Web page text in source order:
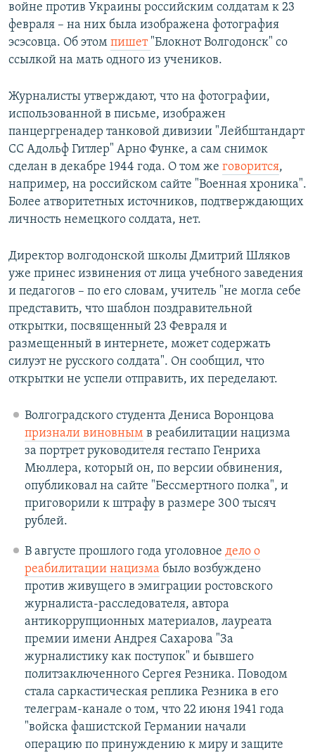
войне против Украины российским солдатам к 23
февраля – на них была изображена фотография
эсэсовца. Об этом пишет "Блокнот Волгодонск" со
ссылкой на мать одного из учеников.
Журналисты утверждают, что на фотографии,
использованной в письме, изображен
панцергренадер танковой дивизии "Лейбштандарт
СС Адольф Гитлер" Арно Функе, а сам снимок
сделан в декабре 1944 года. О том же говорится,
например, на российском сайте "Военная хроника".
Более атворитетных источников, подтверждающих
личность немецкого солдата, нет.
Директор волгодонской школы Дмитрий Шляков
уже принес извинения от лица учебного заведения
и педагогов – по его словам, учитель "не могла себе
представить, что шаблон поздравительной
открытки, посвященный 23 Февраля и
размещенный в интернете, может содержать
силуэт не русского солдата". Он сообщил, что
открытки не успели отправить, их переделают.
Волгоградского студента Дениса Воронцова
признали виновнымв реабилитации нацизма
за портрет руководителя гестапо Генриха
Мюллера, который он, по версии обвинения,
опубликовал на сайте "Бессмертного полка", и
приговорили к штрафу в размере 300 тысяч
рублей.
В августе прошлого года уголовное дело о
реабилитации нацизма было возбуждено
против живущего в эмиграции ростовского
журналиста-расследователя, автора
антикоррупционных материалов, лауреата
премии имени Андрея Сахарова "За
журналистику как поступок" и бывшего
политзаключенного Сергея Резника. Поводом
стала саркастическая реплика Резника в его
телеграм-канале о том, что 22 июня 1941 года
"войска фашистской Германии начали
операцию по принуждению к миру и защите